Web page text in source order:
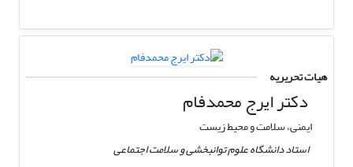
هیات تحریریه
دکتر ایرج محمدفام
ایمنی، سلامت و محیط زیست
استاد دانشگاه علوم توانبخشی و سلامت اجتماعی